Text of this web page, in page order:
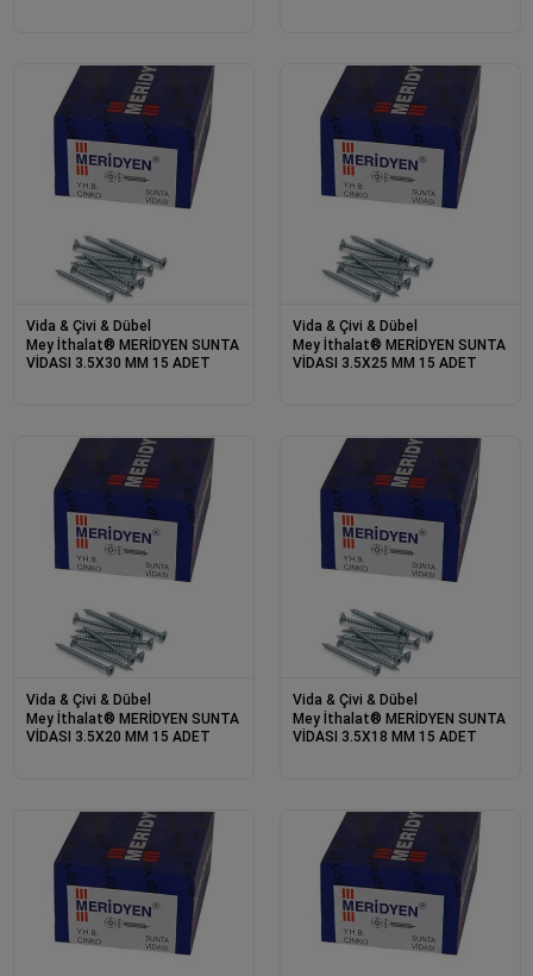
Vida & Çivi & Dübel
Mey İthalat® MERİDYEN SUNTA
VİDASI 3.5X30 MM 15 ADET
Vida & Çivi & Dübel
Mey İthalat® MERİDYEN SUNTA
VİDASI 3.5X25 MM 15 ADET
Vida & Çivi & Dübel
Mey İthalat® MERİDYEN SUNTA
VİDASI 3.5X20 MM 15 ADET
Vida & Çivi & Dübel
Mey İthalat® MERİDYEN SUNTA
VİDASI 3.5X18 MM 15 ADET